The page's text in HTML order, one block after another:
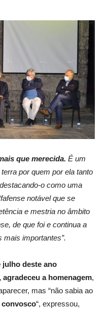
que merecida. É um
por quem por ela tanto
o como uma
notável que se
e mestria no âmbito
de que foi e continua a
mais importantes”.
julho deste ano
a homenagem,
mas “não sabia ao
convosco“, expressou,